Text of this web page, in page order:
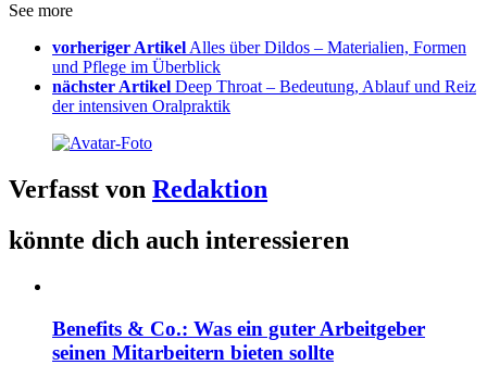
See more
vorheriger Artikel Alles über Dildos – Materialien, Formen
und Pflege im Überblick
nächster Artikel Deep Throat – Bedeutung, Ablauf und Reiz
der intensiven Oralpraktik
Verfasst von Redaktion
könnte dich auch interessieren
Benefits & Co.: Was ein guter Arbeitgeber
seinen Mitarbeitern bieten sollte